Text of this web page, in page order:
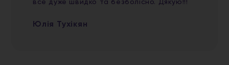
все дуже швидко та безболісно. Дякую!!!
Юлія Тухікян